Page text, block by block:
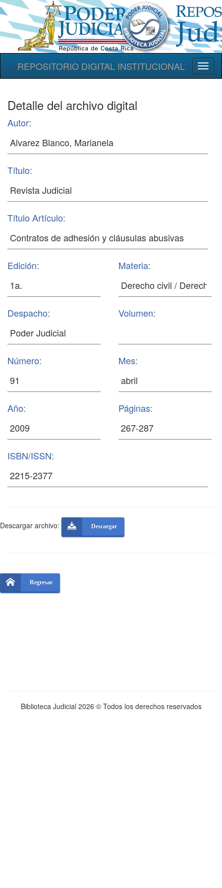
REPOSITORIO DIGITAL INSTITUCIONAL
Detalle del archivo digital
Autor:
Título:
Título Artículo:
Edición: Materia:
Despacho: Volumen:
Número: Mes:
Año: Páginas:
ISBN/ISSN:
Descargar archivo: Descargar
Regresar
Biblioteca Judicial 2026 © Todos los derechos reservados